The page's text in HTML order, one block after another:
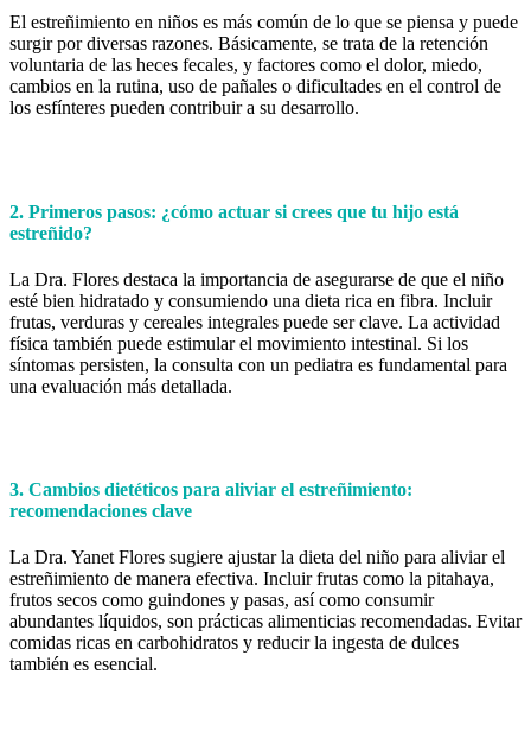
El estreñimiento en niños es más común de lo que se piensa y puede
surgir por diversas razones. Básicamente, se trata de la retención
voluntaria de las heces fecales, y factores como el dolor, miedo,
cambios en la rutina, uso de pañales o dificultades en el control de
los esfínteres pueden contribuir a su desarrollo.
2. Primeros pasos: ¿cómo actuar si crees que tu hijo está
estreñido?
La Dra. Flores destaca la importancia de asegurarse de que el niño
esté bien hidratado y consumiendo una dieta rica en fibra. Incluir
frutas, verduras y cereales integrales puede ser clave. La actividad
física también puede estimular el movimiento intestinal. Si los
síntomas persisten, la consulta con un pediatra es fundamental para
una evaluación más detallada.
3. Cambios dietéticos para aliviar el estreñimiento:
recomendaciones clave
La Dra. Yanet Flores sugiere ajustar la dieta del niño para aliviar el
estreñimiento de manera efectiva. Incluir frutas como la pitahaya,
frutos secos como guindones y pasas, así como consumir
abundantes líquidos, son prácticas alimenticias recomendadas. Evitar
comidas ricas en carbohidratos y reducir la ingesta de dulces
también es esencial.